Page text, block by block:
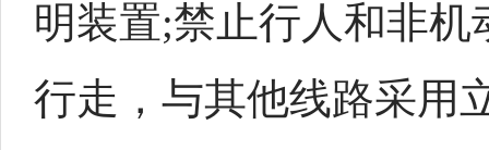
明装置;禁止行人和非机
行走，与其他线路采用